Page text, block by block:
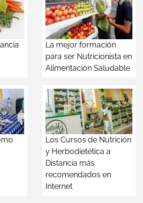
La mejor formación
para ser Nutricionista en
Alimentación Saludable
Los Cursos de Nutrición
y Herbodietética a
Distancia más
recomendados en
Internet